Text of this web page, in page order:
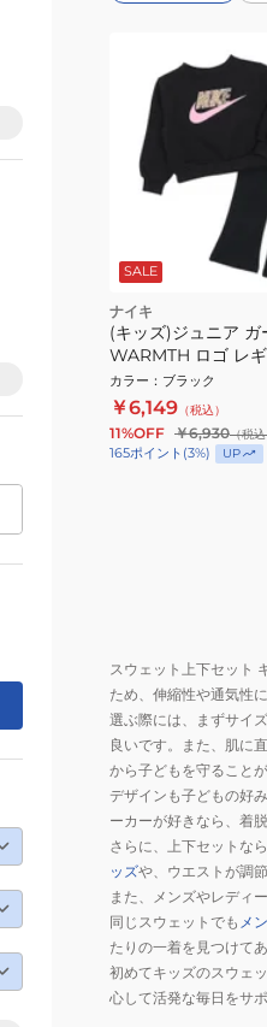
SALE
ナイキ
(キッズ)ジュニア
WARMTH ロゴ レ
ット 26N517-023
カラー ： ブラック
￥6,149 （税込）
11%OFF ￥6,930（税
165ポイント (3%) UP
スウェット上下セット
ため、伸縮性や通気性
選ぶ際には、まずサイ
良いです。また、肌に
から子どもを守ることが
デザインも子どもの好
ーカーが好きなら、着
さらに、上下セットな
ッズや、ウエストが調
また、メンズやレディ
同じスウェットでも メ
たりの一着を見つけて
初めてキッズのスウェ
心して活発な毎日をサ